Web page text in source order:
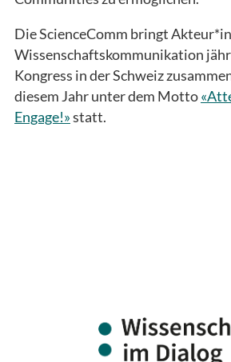
Die ScienceComm bringt
Wissenschaftskommunikation
Kongress in der Schweiz
diesem Jahr unter dem Motto
Engage!»statt.